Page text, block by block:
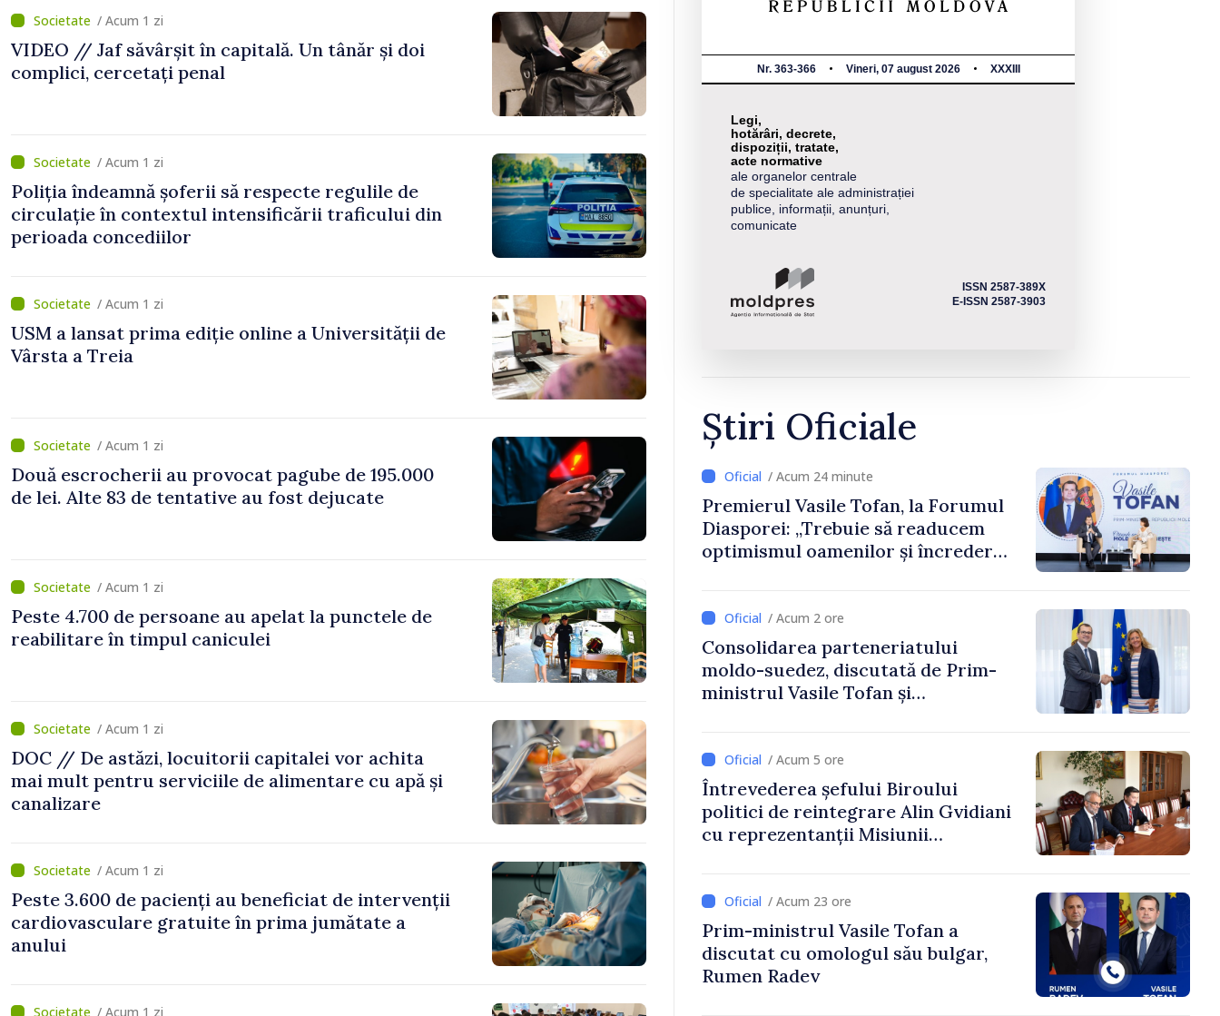
/ Acum 1 zi
VIDEO // Jaf săvârșit în capitală. Un tânăr și doi
complici, cercetați penal
/ Acum 1 zi
Poliția îndeamnă șoferii să respecte regulile de
circulație în contextul intensificării traficului din
perioada concediilor
/ Acum 1 zi
USM a lansat prima ediție online a Universității de
Vârsta a Treia
/ Acum 1 zi
Două escrocherii au provocat pagube de 195.000
de lei. Alte 83 de tentative au fost dejucate
/ Acum 1 zi
Peste 4.700 de persoane au apelat la punctele de
reabilitare în timpul caniculei
/ Acum 1 zi
DOC // De astăzi, locuitorii capitalei vor achita
mai mult pentru serviciile de alimentare cu apă și
canalizare
/ Acum 1 zi
Peste 3.600 de pacienți au beneficiat de intervenții
cardiovasculare gratuite în prima jumătate a
anului
/ Acum 1 zi
Nr. 363-366 Vineri, 07 august 2026 XXXIII
Legi,
hotărâri, decrete,
dispoziții, tratate,
acte normative
ale organelor centrale
de specialitate ale administrației
publice, informații, anunțuri,
comunicate
ISSN 2587-389X
E-ISSN 2587-3903
Știri Oficiale
/ Acum 24 minute
Premierul Vasile Tofan, la Forumul
Diasporei: „Trebuie să readucem
optimismul oamenilor și încrederea
/ Acum 2 ore
Consolidarea parteneriatului
moldo-suedez, discutată de Prim-
ministrul Vasile Tofan și
/ Acum 5 ore
Întrevederea șefului Biroului
politici de reintegrare Alin Gvidiani
cu reprezentanții Misiunii
/ Acum 23 ore
Prim-ministrul Vasile Tofan a
discutat cu omologul său bulgar,
Rumen Radev